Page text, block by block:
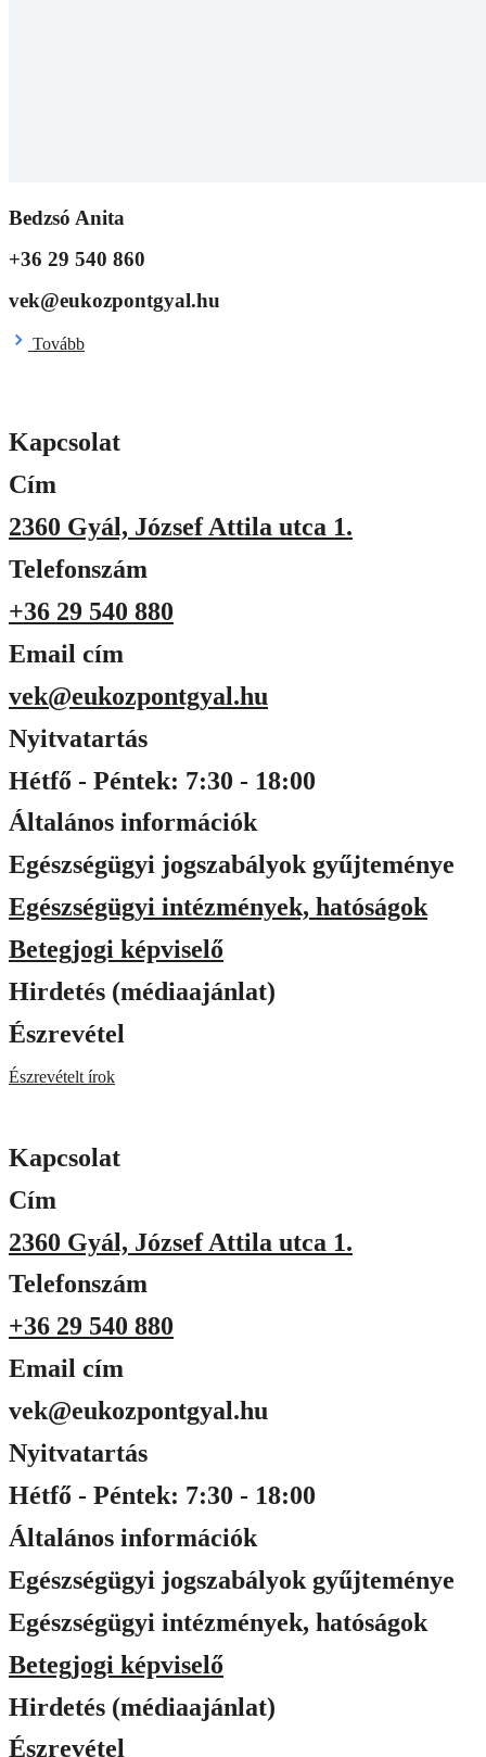
Bedzsó Anita
+36 29 540 860
vek@eukozpontgyal.hu
Tovább
Kapcsolat
Cím
2360 Gyál, József Attila utca 1.
Telefonszám
+36 29 540 880
Email cím
vek@eukozpontgyal.hu
Nyitvatartás
Hétfő - Péntek: 7:30 - 18:00
Általános információk
Egészségügyi jogszabályok gyűjteménye
Egészségügyi intézmények, hatóságok
Betegjogi képviselő
Hirdetés (médiaajánlat)
Észrevétel
Észrevételt írok
Kapcsolat
Cím
2360 Gyál, József Attila utca 1.
Telefonszám
+36 29 540 880
Email cím
vek@eukozpontgyal.hu
Nyitvatartás
Hétfő - Péntek: 7:30 - 18:00
Általános információk
Egészségügyi jogszabályok gyűjteménye
Egészségügyi intézmények, hatóságok
Betegjogi képviselő
Hirdetés (médiaajánlat)
Észrevétel